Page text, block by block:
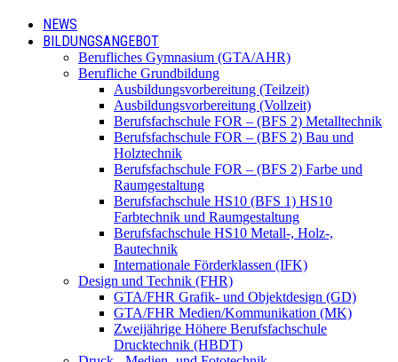
NEWS
BILDUNGSANGEBOT
Berufliches Gymnasium (GTA/AHR)
Berufliche Grundbildung
Ausbildungsvorbereitung (Teilzeit)
Ausbildungsvorbereitung (Vollzeit)
Berufsfachschule FOR – (BFS 2) Metalltechnik
Berufsfachschule FOR – (BFS 2) Bau und
Holztechnik
Berufsfachschule FOR – (BFS 2) Farbe und
Raumgestaltung
Berufsfachschule HS10 (BFS 1) HS10
Farbtechnik und Raumgestaltung
Berufsfachschule HS10 Metall-, Holz-,
Bautechnik
Internationale Förderklassen (IFK)
Design und Technik (FHR)
GTA/FHR Grafik- und Objektdesign (GD)
GTA/FHR Medien/Kommunikation (MK)
Zweijährige Höhere Berufsfachschule
Drucktechnik (HBDT)